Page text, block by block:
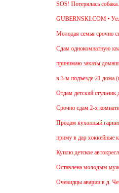
SOS! Потерялась
GUBERNSKI.COM •
Молодая семья срочно
Cдам однокомнатную
принимаю заказы
в 3-м подъезде 21 дома
Отдам детский стульчик
Срочно сдам 2-х
Продам кухонный
приму в дар хоккейные
Куплю детское
Оставлена молодым
Очевидцы аварии в д.